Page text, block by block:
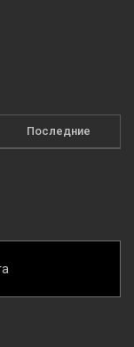
Последние